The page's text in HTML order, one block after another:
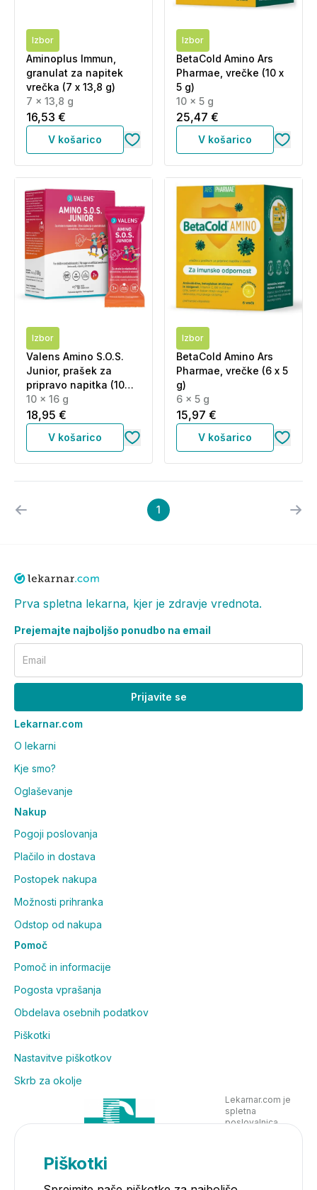
Izbor
Aminoplus Immun,
granulat za napitek
vrečka (7 x 13,8 g)
7 x 13,8 g
16,53 €
V košarico
Izbor
BetaCold Amino Ars
Pharmae, vrečke (10 x
5 g)
10 x 5 g
25,47 €
V košarico
Izbor
Valens Amino S.O.S.
Junior, prašek za
pripravo napitka (10
vrečic)
10 x 16 g
18,95 €
V košarico
Izbor
BetaCold Amino Ars
Pharmae, vrečke (6 x 5
g)
6 x 5 g
15,97 €
V košarico
1
Prva spletna lekarna, kjer je zdravje vrednota.
Prejemajte najboljšo ponudbo na email
Email
Prijavite se
Lekarnar.com
O lekarni
Kje smo?
Oglaševanje
Nakup
Pogoji poslovanja
Plačilo in dostava
Postopek nakupa
Možnosti prihranka
Odstop od nakupa
Pomoč
Pomoč in informacije
Pogosta vprašanja
Obdelava osebnih podatkov
Piškotki
Nastavitve piškotkov
Skrb za okolje
Lekarnar.com je
spletna
poslovalnica
Piškotki